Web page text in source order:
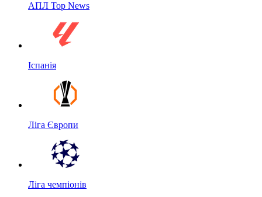
АПЛ Top News
Іспанія
Ліга Європи
Ліга чемпіонів